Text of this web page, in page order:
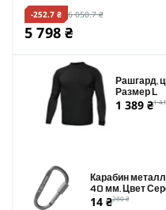
-252.7 ₴ 6 050.7 ₴
5 798 ₴
Рашгард,
Размер L
1 389 ₴1
Карабин
40 мм. Цвет
14 ₴280 ₴